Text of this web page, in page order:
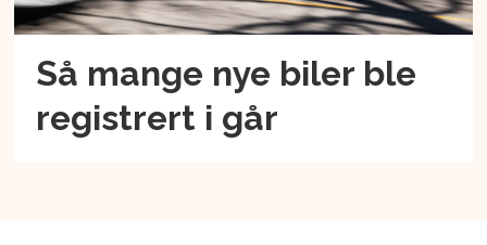
Så mange nye biler ble
registrert i går